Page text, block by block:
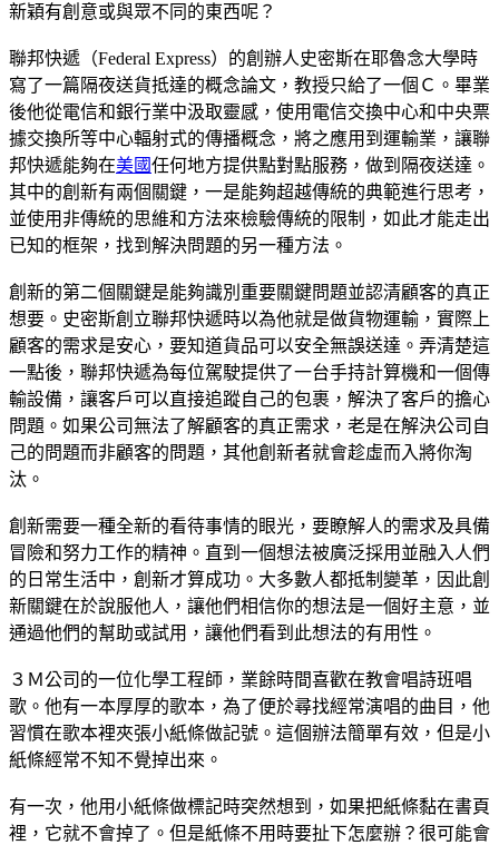
新穎有創意或與眾不同的東西呢？
聯邦快遞（Federal Express）的創辦人史密斯在耶魯念大學時
寫了一篇隔夜送貨抵達的概念論文，教授只給了一個Ｃ。畢業
後他從電信和銀行業中汲取靈感，使用電信交換中心和中央票
據交換所等中心輻射式的傳播概念，將之應用到運輸業，讓聯
邦快遞能夠在美國任何地方提供點對點服務，做到隔夜送達。
其中的創新有兩個關鍵，一是能夠超越傳統的典範進行思考，
並使用非傳統的思維和方法來檢驗傳統的限制，如此才能走出
已知的框架，找到解決問題的另一種方法。
創新的第二個關鍵是能夠識別重要關鍵問題並認清顧客的真正
想要。史密斯創立聯邦快遞時以為他就是做貨物運輸，實際上
顧客的需求是安心，要知道貨品可以安全無誤送達。弄清楚這
一點後，聯邦快遞為每位駕駛提供了一台手持計算機和一個傳
輸設備，讓客戶可以直接追蹤自己的包裹，解決了客戶的擔心
問題。如果公司無法了解顧客的真正需求，老是在解決公司自
己的問題而非顧客的問題，其他創新者就會趁虛而入將你淘
汰。
創新需要一種全新的看待事情的眼光，要瞭解人的需求及具備
冒險和努力工作的精神。直到一個想法被廣泛採用並融入人們
的日常生活中，創新才算成功。大多數人都抵制變革，因此創
新關鍵在於說服他人，讓他們相信你的想法是一個好主意，並
通過他們的幫助或試用，讓他們看到此想法的有用性。
３Ｍ公司的一位化學工程師，業餘時間喜歡在教會唱詩班唱
歌。他有一本厚厚的歌本，為了便於尋找經常演唱的曲目，他
習慣在歌本裡夾張小紙條做記號。這個辦法簡單有效，但是小
紙條經常不知不覺掉出來。
有一次，他用小紙條做標記時突然想到，如果把紙條黏在書頁
裡，它就不會掉了。但是紙條不用時要扯下怎麼辦？很可能會